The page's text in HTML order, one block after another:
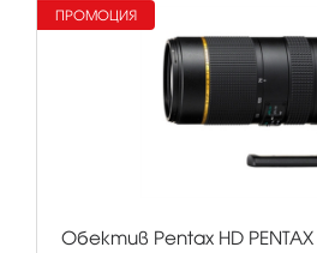
Обектив Pentax HD PENTAX
ПРОМОЦИЯ